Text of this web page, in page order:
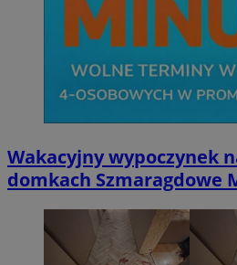
Wakacyjny wypoczynek
domkach Szmaragdowe